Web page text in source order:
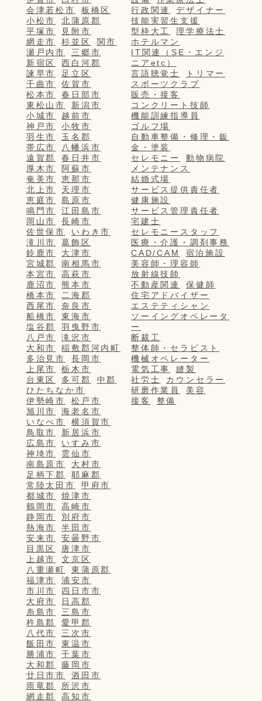
会津若松市
板橋区
小松市
北蒲原郡
平塚市
見附市
網走市
杉並区
関市
瀬戸内市
三郷市
新宿区
西白河郡
諫早市
足立区
千曲市
佐賀市
松本市
春日部市
東松山市
新潟市
小城市
越前市
神戸市
小牧市
羽生市
玉名郡
帯広市
八幡浜市
遠賀郡
春日井市
厚木市
阿蘇市
奄美市
恵那市
北上市
天理市
恵庭市
島原市
鳴門市
江田島市
岡山市
長崎市
佐世保市
いわき市
滝川市
葛飾区
鈴鹿市
大津市
宮城郡
南相馬市
本宮市
高萩市
鹿沼市
熊本市
橋本市
二海郡
西尾市
奈良市
船橋市
東海市
塩谷郡
羽曳野市
八戸市
滝沢市
大和市
稲敷郡河内町
多治見市
長岡市
上尾市
栃木市
台東区
多可郡
中郡
ひたちなか市
伊勢崎市
松戸市
旭川市
海老名市
いなべ市
横須賀市
鳥取市
新居浜市
広島市
いすみ市
神埼市
雲仙市
南島原市
大村市
足柄下郡
耶麻郡
常陸太田市
甲府市
都城市
焼津市
鶴岡市
高崎市
静岡市
別府市
熱海市
半田市
安来市
安曇野市
目黒区
唐津市
上越市
文京区
八重瀬町
東蒲原郡
福津市
浦安市
市川市
四日市市
大府市
日高郡
糸島市
三島市
杵島郡
愛甲郡
八代市
三次市
飯田市
東温市
勝浦市
千葉市
大和郡
藤岡市
廿日市市
酒田市
雨竜郡
所沢市
網走郡
高知市
行政関連
デザイナー
技能実習生支援
型枠大工
理学療法士
ホテルマン
IT関連（SE・エンジ
ニアetc）
言語聴覚士
トリマー
スポーツクラブ
販売・接客
コンクリート技師
機能訓練指導員
ゴルフ場
自動車整備・修理・鈑
金・塗装
セレモニー
動物病院
メンテナンス
結婚式場
サービス提供責任者
健康施設
サービス管理責任者
宅建士
セレモニースタッフ
医療・介護・調剤事務
CAD/CAM
宿泊施設
美容師・理容師
放射線技師
不動産関連
保健師
住宅アドバイザー
エステティシャン
ソーイングオペレータ
ー
断裁工
整体師・セラピスト
機械オペレーター
電気工事
縫製
社労士
カウンセラー
研磨作業員
美容
接客
整備